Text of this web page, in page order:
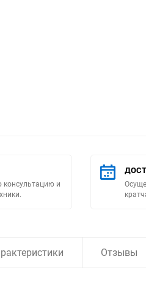
консультацию и
Отзывы